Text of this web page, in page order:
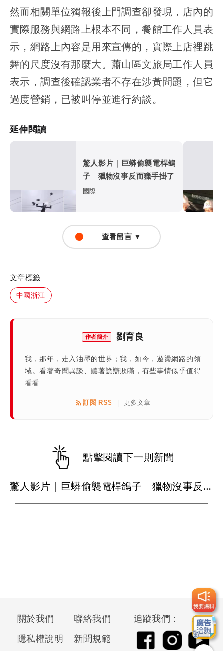
然而相關單位獨報後上門調查卻發現，店內的
實際服務與網路上根本不同，餐館工作人員表
示，網路上內容是用來宣傳的，實際上店裡跳
舞的尺度沒有那麼大。蕭山區文旅局工作人員
表示，調查後確認業者不存在涉黃問題，但它
過度營銷，已被叫停並進行約談。
延伸閱讀
驚人影片｜巨蟒偷襲電桿鴿
子 獵物沒事反而獵手掛了
國際
查看留言 ▼
文章標籤
中國浙江
作者簡介 劉育良
我，那年，走入油墨的世界；我，如今，遊盪網路的領
域。看著奇聞異談、聽著詭辯欺瞞，有些事情似乎值得
看看....
訂閱 RSS | 更多文章
點擊閱讀下一則新聞
驚人影片｜巨蟒偷襲電桿鴿子 獵物沒事反而獵手掛了
關於我們
聯絡我們
隱私權說明
新聞規範
追蹤我們：